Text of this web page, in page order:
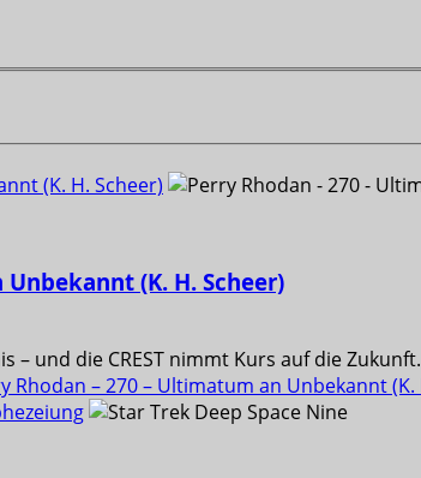
(K. H. Scheer)
(K. H. Scheer)
und die CREST nimmt Kurs auf die Zukunft.
– 270 – Ultimatum an Unbekannt (K.